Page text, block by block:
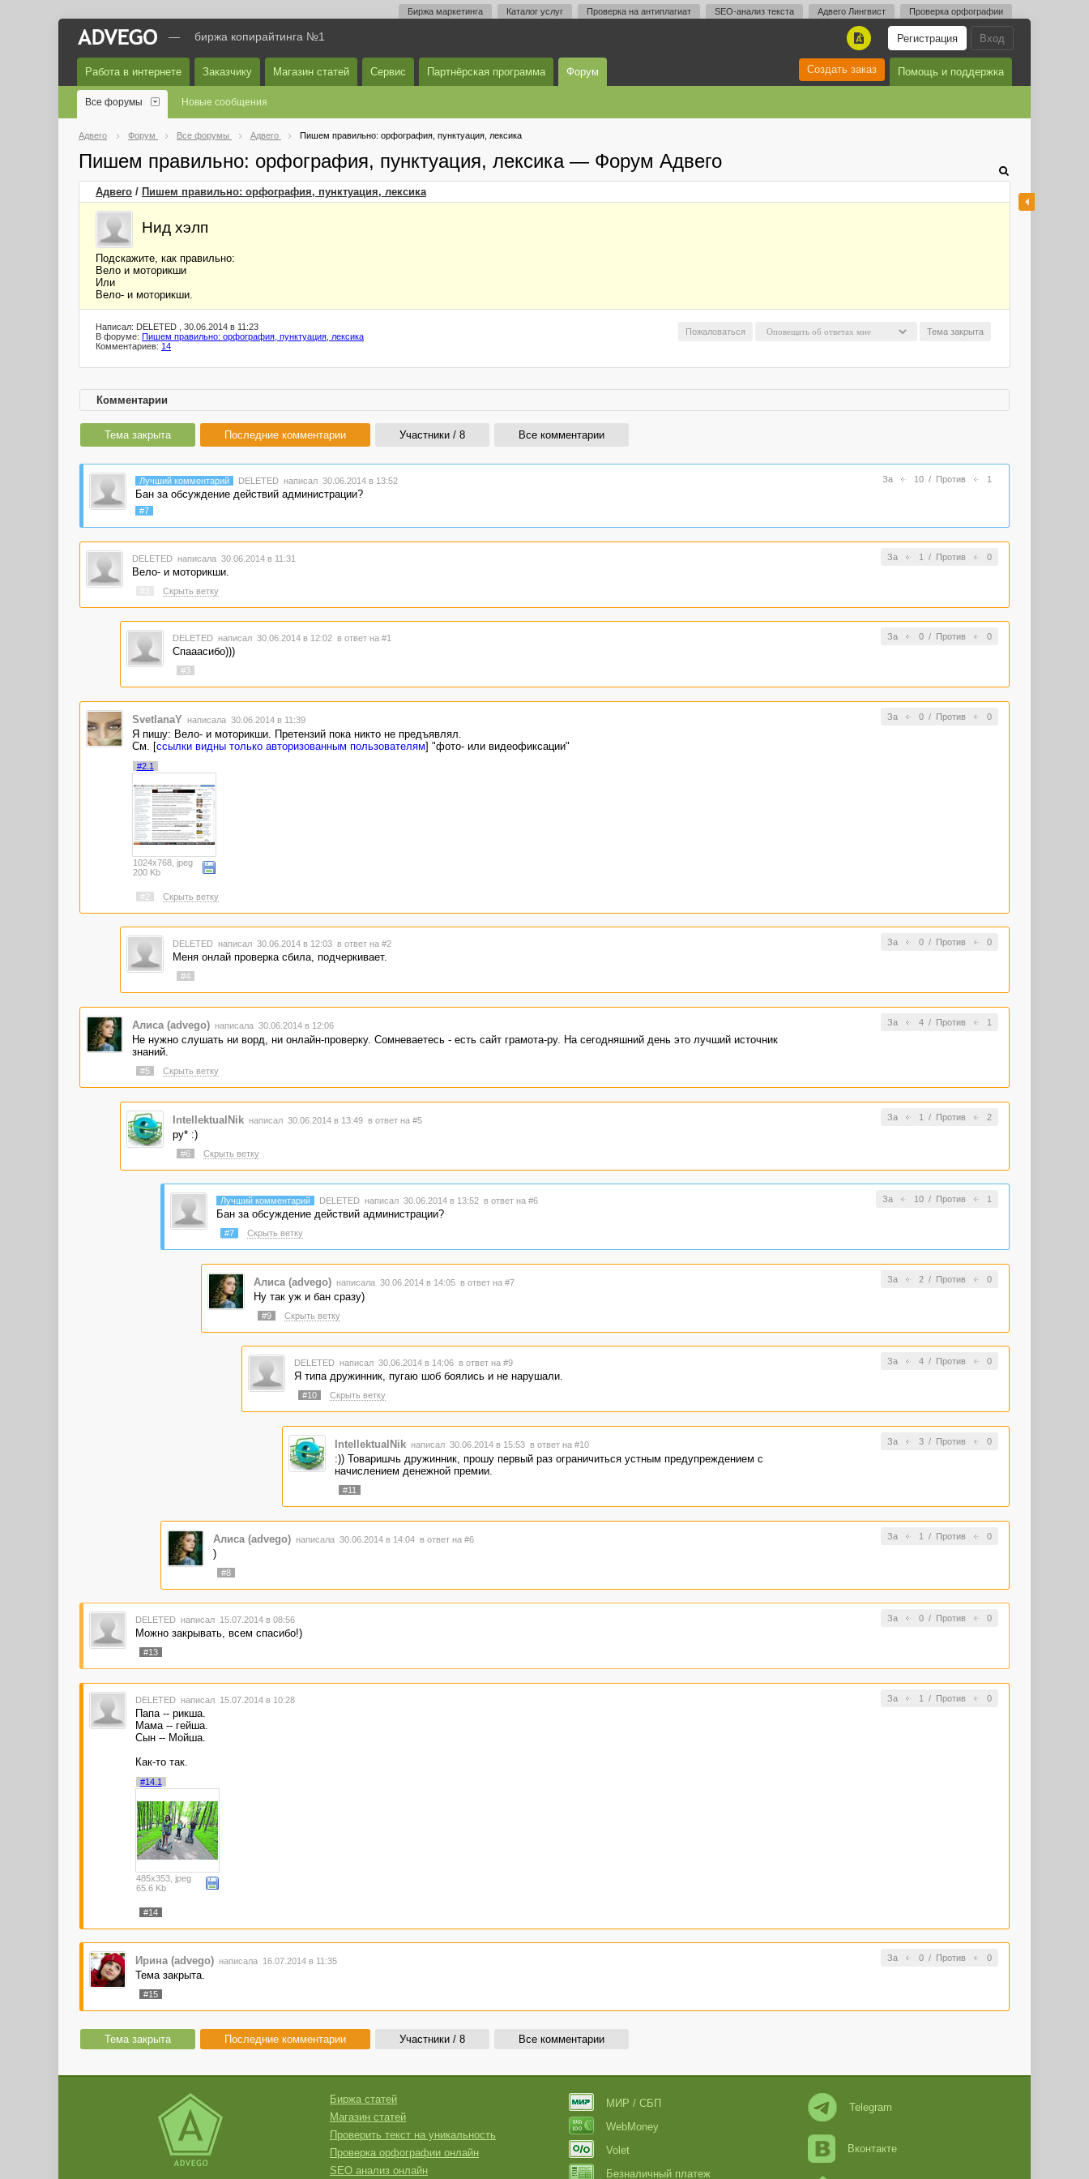
Биржа маркетинга Каталог услуг Проверка на антиплагиат SEO-анализ текста Адвего Лингвист Проверка орфографии
Вход
Регистрация
A
— биржа копирайтинга №1
Работа в интернете Заказчику Магазин статей Сервис Партнёрская программа Форум Помощь и поддержка
Создать заказ
Все форумы Новые сообщения
Адвего Форум Все форумы Адвего Пишем правильно: орфография, пунктуация, лексика
Пишем правильно: орфография, пунктуация, лексика — Форум Адвего
Адвего / Пишем правильно: орфография, пунктуация, лексика
Нид хэлп
Подскажите, как правильно:
Вело и моторикши
Или
Вело- и моторикши.
Тема закрыта
Пожаловаться
Написал: DELETED , 30.06.2014 в 11:23
В форуме: Пишем правильно: орфография, пунктуация, лексика
Комментариев: 14
Комментарии
Тема закрыта Последние комментарии Участники / 8 Все комментарии
За 10/ Против 1
Лучший комментарий DELETED написал 30.06.2014 в 13:52
Бан за обсуждение действий администрации?
#7
За 1 / Против 0
DELETED написала 30.06.2014 в 11:31
Вело- и моторикши.
Скрыть ветку
За 0/ Против 0
DELETED написал 30.06.2014 в 12:02 в ответ на #1
Спааасибо)))
#3
За 0/ Против 0
SvetlanaY написала 30.06.2014 в 11:39
Я пишу: Вело- и моторикши. Претензий пока никто не предъявлял.
См. [ссылки видны только авторизованным пользователям] "фото- или видеофиксации"
#2.1
1024x768, jpeg
200 Kb
#2 Скрыть ветку
За 0/ Против 0
DELETED написал 30.06.2014 в 12:03 в ответ на #2
Меня онлай проверка сбила, подчеркивает.
#4
За 4/ Против 1
Алиса (advego) написала 30.06.2014 в 12:06
Не нужно слушать ни ворд, ни онлайн-проверку. Сомневаетесь - есть сайт грамота-ру. На сегодняшний день это лучший источник
знаний.
#5 Скрыть ветку
За 1 / Против 2
IntellektualNik написал 30.06.2014 в 13:49 в ответ на #5
ру* :)
#6 Скрыть ветку
За 10/ Против 1
Лучший комментарий DELETED написал 30.06.2014 в 13:52 в ответ на #6
Бан за обсуждение действий администрации?
#7 Скрыть ветку
За 2/ Против 0
Алиса (advego) написала 30.06.2014 в 14:05 в ответ на #7
Ну так уж и бан сразу)
#9 Скрыть ветку
За 4/ Против 0
DELETED написал 30.06.2014 в 14:06 в ответ на #9
Я типа дружинник, пугаю шоб боялись и не нарушали.
#10 Скрыть ветку
За 3/ Против 0
IntellektualNik написал 30.06.2014 в 15:53 в ответ на #10
:)) Товаришчь дружинник, прошу первый раз ограничиться устным предупреждением с
начислением денежной премии.
#11
За 1 / Против 0
Алиса (advego) написала 30.06.2014 в 14:04 в ответ на #6
)
#8
За 0/ Против 0
DELETED написал 15.07.2014 в 08:56
Можно закрывать, всем спасибо!)
#13
За 1 / Против 0
DELETED написал 15.07.2014 в 10:28
Папа -- рикша.
Мама -- гейша.
Сын -- Мойша.
Как-то так.
#14.1
485x353, jpeg
65.6 Kb
#14
За 0/ Против 0
Ирина (advego) написала 16.07.2014 в 11:35
Тема закрыта.
#15
Тема закрыта Последние комментарии Участники / 8 Все комментарии
Биржа статей
Магазин статей
Проверить текст на уникальность
Проверка орфографии онлайн
SEO анализ онлайн
МИР / СБП
WebMoney
Volet
Безналичный платеж
Telegram
Вконтакте